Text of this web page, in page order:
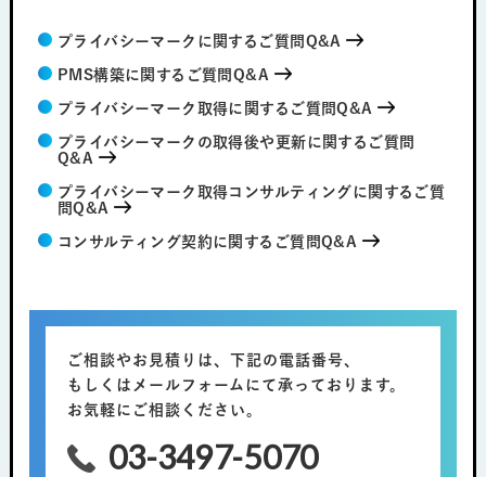
プライバシーマークに関するご質問Q&A
PMS構築に関するご質問Q&A
プライバシーマーク取得に関するご質問Q&A
プライバシーマークの取得後や更新に関するご質問
Q&A
プライバシーマーク取得コンサルティングに関するご質
問Q&A
コンサルティング契約に関するご質問Q&A
ご相談やお見積りは、下記の電話番号、
もしくはメールフォームにて承っております。
お気軽にご相談ください。
03-3497-5070